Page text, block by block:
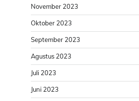
November 2023
Oktober 2023
September 2023
Agustus 2023
Juli 2023
Juni 2023